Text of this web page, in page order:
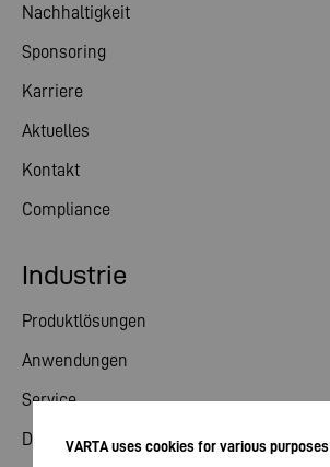
Nachhaltigkeit
Sponsoring
Karriere
Aktuelles
Kontakt
Compliance
Industrie
Produktlösungen
Anwendungen
Service
DownloadsVARTA uses cookies for various purposes